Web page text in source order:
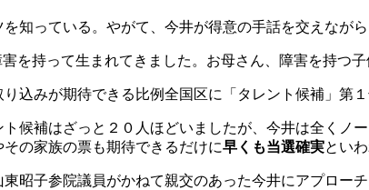
知っている。やがて、今井が得意の手話を交えなが
害を持って生まれてきました。お母さん、障害を持
込みが期待できる比例全国区に「タレント候補」第
ト候補はざっと２０人ほどいましたが、今井は全く
の家族の票も期待できるだけに早くも当選確実とい
昭子参院議員がかねて親交のあった今井にアプロ